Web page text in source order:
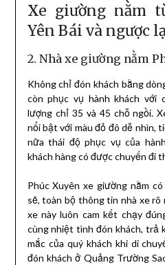
Xe giường nằm
Yên Bái và ngược
2. Nhà xe giường nằm
Không chỉ đón khách bằng
còn phục vụ hành khách với
lượng chỉ 35 và 45 chỗ ngồi.
nổi bật với màu đỏ đô dễ nhìn,
nữa thái độ phục vụ của
khách hàng có được chuyến đi
Phúc Xuyên xe giường nằm
sẽ, toàn bộ thông tin nhà xe rõ
xe này luôn cam kết chạy
cùng nhiệt tình đón khách, trả
mắc của quý khách khi di
đón khách ở Quảng Trường